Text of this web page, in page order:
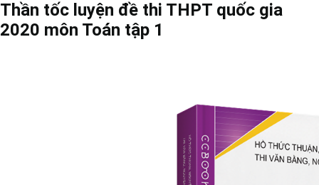
Thần tốc luyện đề thi THPT quốc gia
2020 môn Toán tập 1